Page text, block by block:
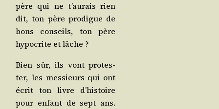
père qui ne t’au­rais rien
dit, ton père pro­digue de
bons conseils, ton père
hypo­crite et lâche ?
Bien sûr, ils vont pro­tes­
ter, les mes­sieurs qui ont
écrit ton livre d’his­toire
pour enfant de sept ans.